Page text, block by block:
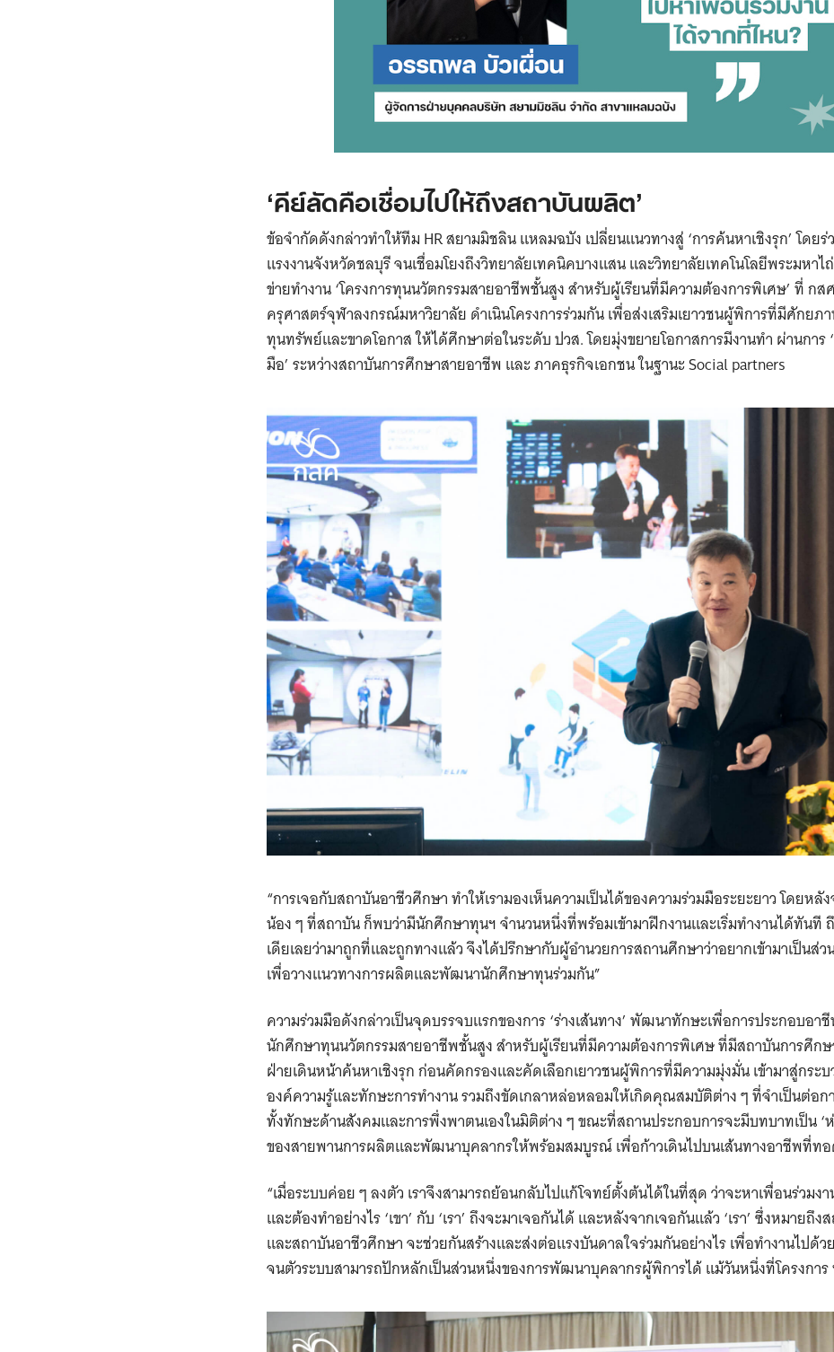
Search
‘คีย์ลัดคือเชื่อมไปให้ถึงสถาบันผลิต’
ข้อจำกัดดังกล่าวทำให้ทีม HR สยามมิชลิน แหลมฉบัง เปลี่ยนแนวทางสู่ ‘การค้นหาเชิงรุก’ โดย
แรงงานจังหวัดชลบุรี จนเชื่อมโยงถึงวิทยาลัยเทคนิคบางแสน และวิทยาลัยเทคโนโลยีพระมหาไ
ข่ายทำงาน ‘โครงการทุนนวัตกรรมสายอาชีพชั้นสูง สำหรับผู้เรียนที่มีความต้องการพิเศษ’ ที่ ก
ครุศาสตร์จุฬาลงกรณ์มหาวิยาลัย ดำเนินโครงการร่วมกัน เพื่อส่งเสริมเยาวชนผู้พิการที่มีศักย
ทุนทรัพย์และขาดโอกาส ให้ได้ศึกษาต่อในระดับ ปวส. โดยมุ่งขยายโอกาสการมีงานทำ ผ่านการ
มือ’ ระหว่างสถาบันการศึกษาสายอาชีพ และ ภาคธุรกิจเอกชน ในฐานะ Social partners
“การเจอกับสถาบันอาชีวศึกษา ทำให้เรามองเห็นความเป็นได้ของความร่วมมือระยะยาว โดยหลั
น้อง ๆ ที่สถาบัน ก็พบว่ามีนักศึกษาทุนฯ จำนวนหนึ่งที่พร้อมเข้ามาฝึกงานและเริ่มทำงานได้ทันที ถึ
เดียเลยว่ามาถูกที่และถูกทางแล้ว จึงได้ปรึกษากับผู้อำนวยการสถานศึกษาว่าอยากเข้ามาเป็นส่ว
เพื่อวางแนวทางการผลิตและพัฒนานักศึกษาทุนร่วมกัน”
ความร่วมมือดังกล่าวเป็นจุดบรรจบแรกของการ ‘ร่างเส้นทาง’ พัฒนาทักษะเพื่อการประกอบอา
นักศึกษาทุนนวัตกรรมสายอาชีพชั้นสูง สำหรับผู้เรียนที่มีความต้องการพิเศษ ที่มีสถาบันการศึก
ฝ่ายเดินหน้าค้นหาเชิงรุก ก่อนคัดกรองและคัดเลือกเยาวชนผู้พิการที่มีความมุ่งมั่น เข้ามาสู่กระบ
องค์ความรู้และทักษะการทำงาน รวมถึงขัดเกลาหล่อหลอมให้เกิดคุณสมบัติต่าง ๆ ที่จำเป็นต่อ
ทั้งทักษะด้านสังคมและการพึ่งพาตนเองในมิติต่าง ๆ ขณะที่สถานประกอบการจะมีบทบาทเป็น ‘
ของสายพานการผลิตและพัฒนาบุคลากรให้พร้อมสมบูรณ์ เพื่อก้าวเดินไปบนเส้นทางอาชีพที่ท
“เมื่อระบบค่อย ๆ ลงตัว เราจึงสามารถย้อนกลับไปแก้โจทย์ตั้งต้นได้ในที่สุด ว่าจะหาเพื่อนร่วมง
และต้องทำอย่างไร ‘เขา’ กับ ‘เรา’ ถึงจะมาเจอกันได้ และหลังจากเจอกันแล้ว ‘เรา’ ซึ่งหมายถึ
และสถาบันอาชีวศึกษา จะช่วยกันสร้างและส่งต่อแรงบันดาลใจร่วมกันอย่างไร เพื่อทำงานไปด้ว
จนตัวระบบสามารถปักหลักเป็นส่วนหนึ่งของการพัฒนาบุคลากรผู้พิการได้ แม้วันหนึ่งที่โครงการ